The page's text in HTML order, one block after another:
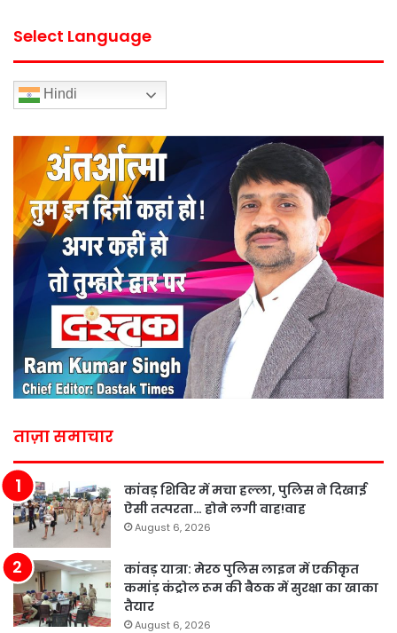
Select Language
Hindi
ताज़ा समाचार
कांवड़ शिविर में मचा हल्ला, पुलिस ने दिखाई
ऐसी तत्परता… होने लगी वाह!वाह
August 6, 2026
कांवड़ यात्रा: मेरठ पुलिस लाइन में एकीकृत
कमांड़ कंट्रोल रूम की बैठक में सुरक्षा का खाका
तैयार
August 6, 2026